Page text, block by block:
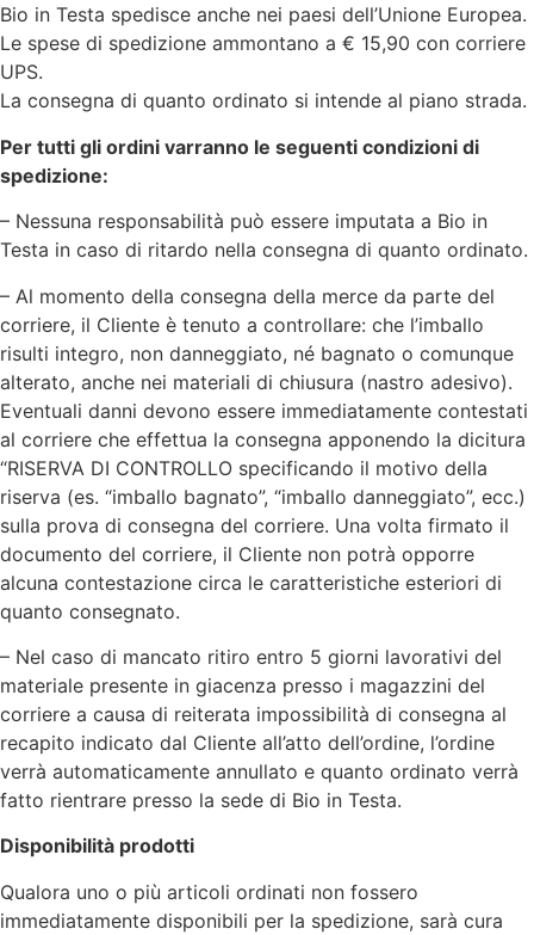
Bio in Testa spedisce anche nei paesi dell’Unione Europea.
Le spese di spedizione ammontano a € 15,90 con corriere
UPS.
La consegna di quanto ordinato si intende al piano strada.
Per tutti gli ordini varranno le seguenti condizioni di
spedizione:
– Nessuna responsabilità può essere imputata a Bio in
Testa in caso di ritardo nella consegna di quanto ordinato.
– Al momento della consegna della merce da parte del
corriere, il Cliente è tenuto a controllare: che l’imballo
risulti integro, non danneggiato, né bagnato o comunque
alterato, anche nei materiali di chiusura (nastro adesivo).
Eventuali danni devono essere immediatamente contestati
al corriere che effettua la consegna apponendo la dicitura
“RISERVA DI CONTROLLO specificando il motivo della
riserva (es. “imballo bagnato”, “imballo danneggiato”, ecc.)
sulla prova di consegna del corriere. Una volta firmato il
documento del corriere, il Cliente non potrà opporre
alcuna contestazione circa le caratteristiche esteriori di
quanto consegnato.
– Nel caso di mancato ritiro entro 5 giorni lavorativi del
materiale presente in giacenza presso i magazzini del
corriere a causa di reiterata impossibilità di consegna al
recapito indicato dal Cliente all’atto dell’ordine, l’ordine
verrà automaticamente annullato e quanto ordinato verrà
fatto rientrare presso la sede di Bio in Testa.
Disponibilità prodotti
Qualora uno o più articoli ordinati non fossero
immediatamente disponibili per la spedizione, sarà cura